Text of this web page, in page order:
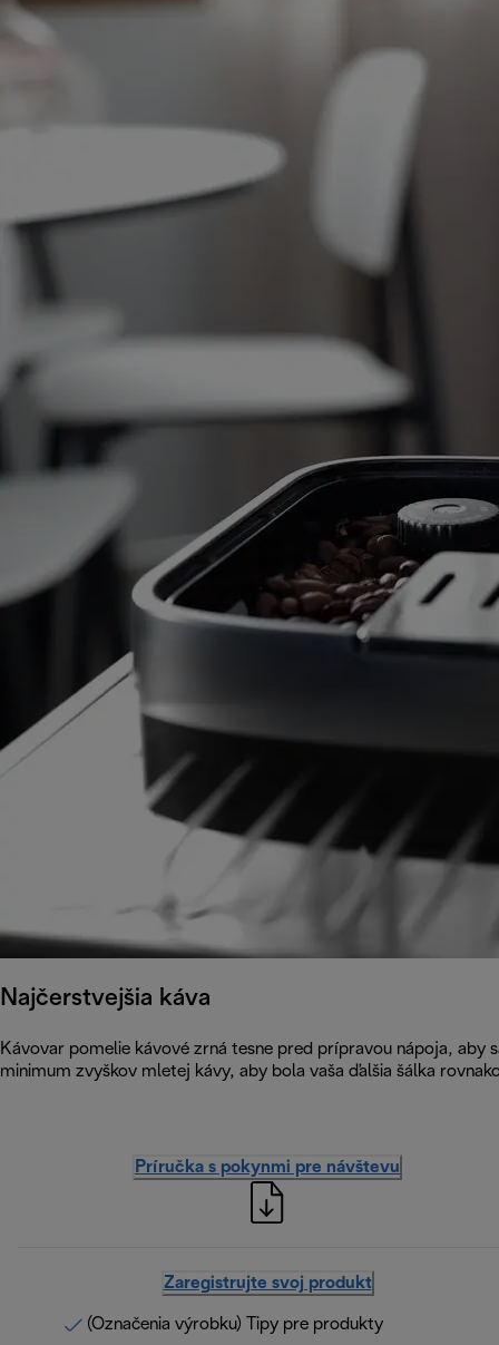
Najčerstvejšia káva
Kávovar pomelie kávové zrná tesne pred prípravou nápoja, aby
minimum zvyškov mletej kávy, aby bola vaša ďalšia šálka
Príručka s pokynmi pre návštevu
Zaregistrujte svoj produkt
(Označenia výrobku) Tipy pre produkty